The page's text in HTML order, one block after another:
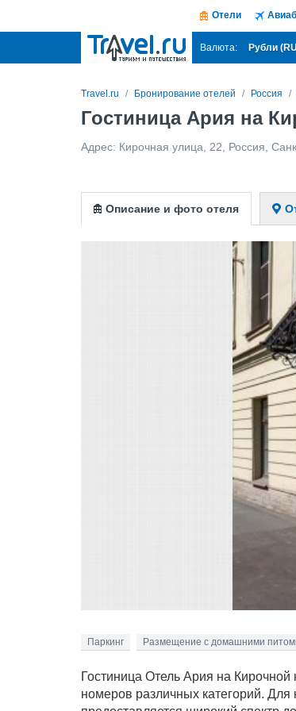
Отели
Валюта: Рубли
Travel.ru Бронирование отелей Россия
Гостиница Ария на
Адрес: Кирочная улица, 22 Россия
Описание и фото отеля
Паркинг Размещение с домашними
Гостиница Отель Ария на
номеров различных категорий.